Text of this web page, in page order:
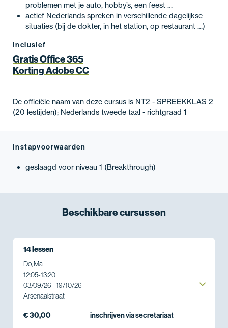
problemen met je auto, hobby’s, een feest …
actief Nederlands spreken in verschillende dagelijkse
situaties (bij de dokter, in het station, op restaurant …)
Inclusief
Gratis Office 365
Korting Adobe CC
De officiële naam van deze cursus is NT2 - SPREEKKLAS 2
(20 lestijden); Nederlands tweede taal - richtgraad 1
Instapvoorwaarden
geslaagd voor niveau 1 (Breakthrough)
Beschikbarecursussen
14 lessen
Do, Ma
12:05-13:20
03/09/26 - 19/10/26
Arsenaalstraat
€ 30,00 inschrijven via secretariaat